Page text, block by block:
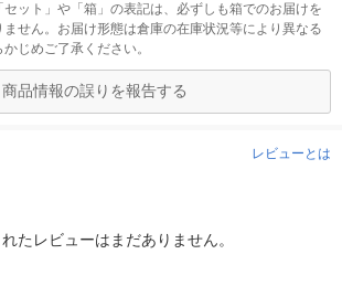
ット」や「箱」の表記は、必ずしも箱でのお届けを
せん。お届け形態は倉庫の在庫状況等により異なる
じめご了承ください。
商品情報の誤りを報告する
レビューとは
たレビューはまだありません。